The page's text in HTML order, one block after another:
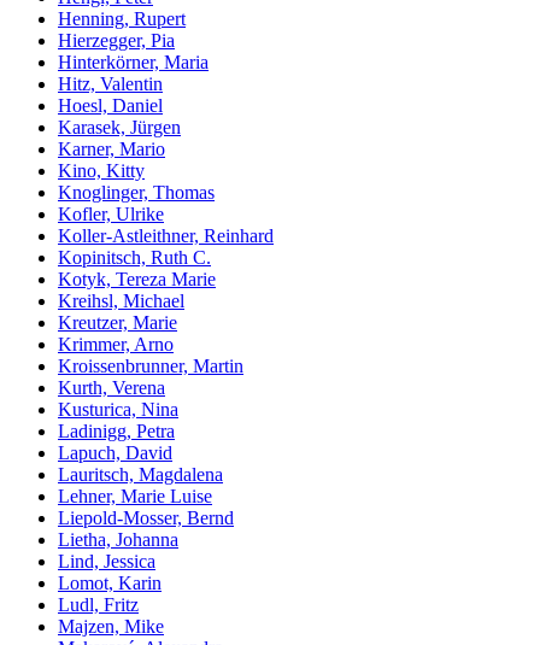
Henning, Rupert
Hierzegger, Pia
Hinterkörner, Maria
Hitz, Valentin
Hoesl, Daniel
Karasek, Jürgen
Karner, Mario
Kino, Kitty
Knoglinger, Thomas
Kofler, Ulrike
Koller-Astleithner, Reinhard
Kopinitsch, Ruth C.
Kotyk, Tereza Marie
Kreihsl, Michael
Kreutzer, Marie
Krimmer, Arno
Kroissenbrunner, Martin
Kurth, Verena
Kusturica, Nina
Ladinigg, Petra
Lapuch, David
Lauritsch, Magdalena
Lehner, Marie Luise
Liepold-Mosser, Bernd
Lietha, Johanna
Lind, Jessica
Lomot, Karin
Ludl, Fritz
Majzen, Mike